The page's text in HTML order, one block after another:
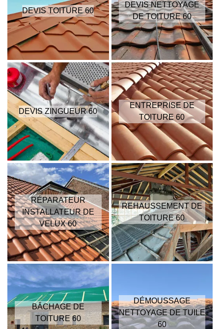
DEVIS TOITURE 60
DEVIS NETTOYAGE
DE TOITURE 60
DEVIS ZINGUEUR 60
ENTREPRISE DE
TOITURE 60
RÉPARATEUR
INSTALLATEUR DE
VELUX 60
REHAUSSEMENT DE
TOITURE 60
BÂCHAGE DE
TOITURE 60
DÉMOUSSAGE
NETTOYAGE DE TUILE
60